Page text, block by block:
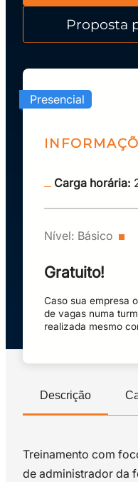
Proposta
Presencial
Carga horária:
Nível: Básico
Gratuito!
Caso sua empresa
de vagas numa
realizada mesmo
Descrição
Treinamento com
de administrador da